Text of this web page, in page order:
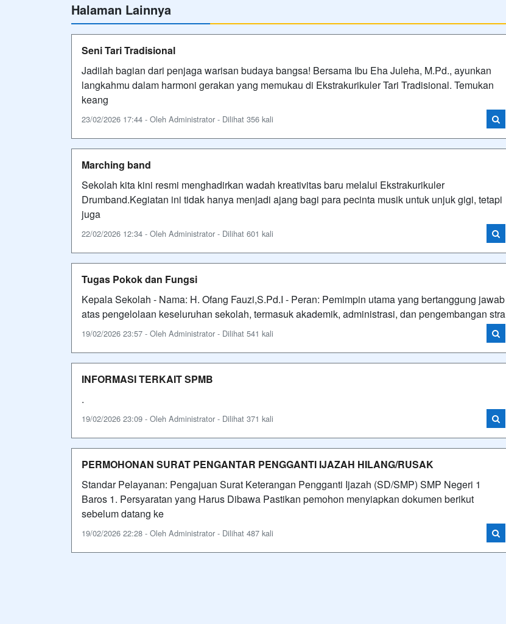
Halaman Lainnya
Seni Tari Tradisional
Jadilah bagian dari penjaga warisan budaya bangsa! Bersama Ibu Eha Juleha, M.Pd., ayunkan
langkahmu dalam harmoni gerakan yang memukau di Ekstrakurikuler Tari Tradisional. Temukan
keang
23/02/2026 17:44 - Oleh Administrator - Dilihat 356 kali
Marching band
Sekolah kita kini resmi menghadirkan wadah kreativitas baru melalui Ekstrakurikuler
Drumband.Kegiatan ini tidak hanya menjadi ajang bagi para pecinta musik untuk unjuk gigi, tetapi
juga
22/02/2026 12:34 - Oleh Administrator - Dilihat 601 kali
Tugas Pokok dan Fungsi
Kepala Sekolah - Nama: H. Ofang Fauzi,S.Pd.I - Peran: Pemimpin utama yang bertanggung jawab
atas pengelolaan keseluruhan sekolah, termasuk akademik, administrasi, dan pengembangan stra
19/02/2026 23:57 - Oleh Administrator - Dilihat 541 kali
INFORMASI TERKAIT SPMB
.
19/02/2026 23:09 - Oleh Administrator - Dilihat 371 kali
PERMOHONAN SURAT PENGANTAR PENGGANTI IJAZAH HILANG/RUSAK
Standar Pelayanan: Pengajuan Surat Keterangan Pengganti Ijazah (SD/SMP) SMP Negeri 1
Baros 1. Persyaratan yang Harus Dibawa Pastikan pemohon menyiapkan dokumen berikut
sebelum datang ke
19/02/2026 22:28 - Oleh Administrator - Dilihat 487 kali